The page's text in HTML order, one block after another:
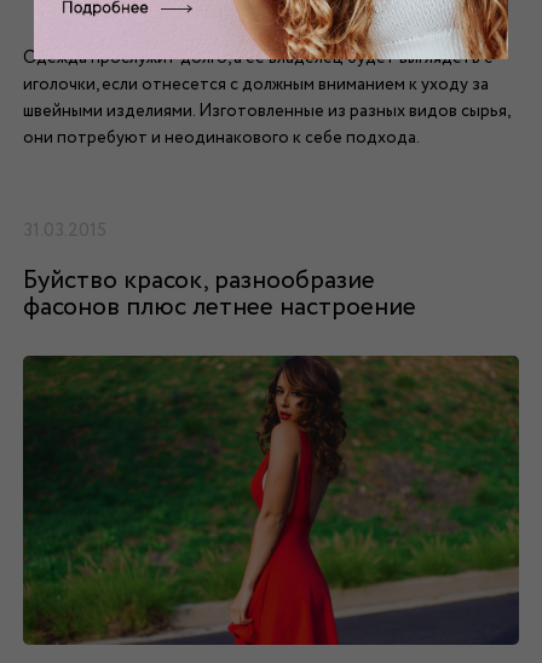
Одежда прослужит долго, а ее владелец будет выглядеть с
иголочки, если отнесется с должным вниманием к уходу за
швейными изделиями. Изготовленные из разных видов сырья,
они потребуют и неодинакового к себе подхода.
31.03.2015
Буйство красок, разнообразие
фасонов плюс летнее настроение